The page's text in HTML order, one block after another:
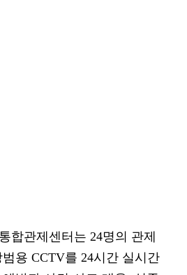
합관제센터는 24명의 관제
용 CCTV를 24시간 실시간